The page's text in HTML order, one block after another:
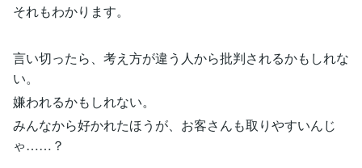
それもわかります。
言い切ったら、考え方が違う人から批判されるかもしれな
い。
嫌われるかもしれない。
みんなから好かれたほうが、お客さんも取りやすいんじ
ゃ……？